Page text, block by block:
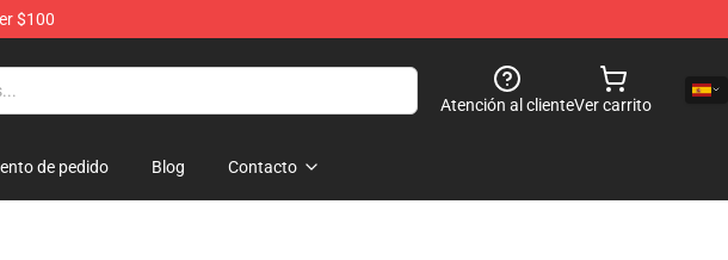
$100
Atención al clienteVer carrito
de pedido Blog Contacto